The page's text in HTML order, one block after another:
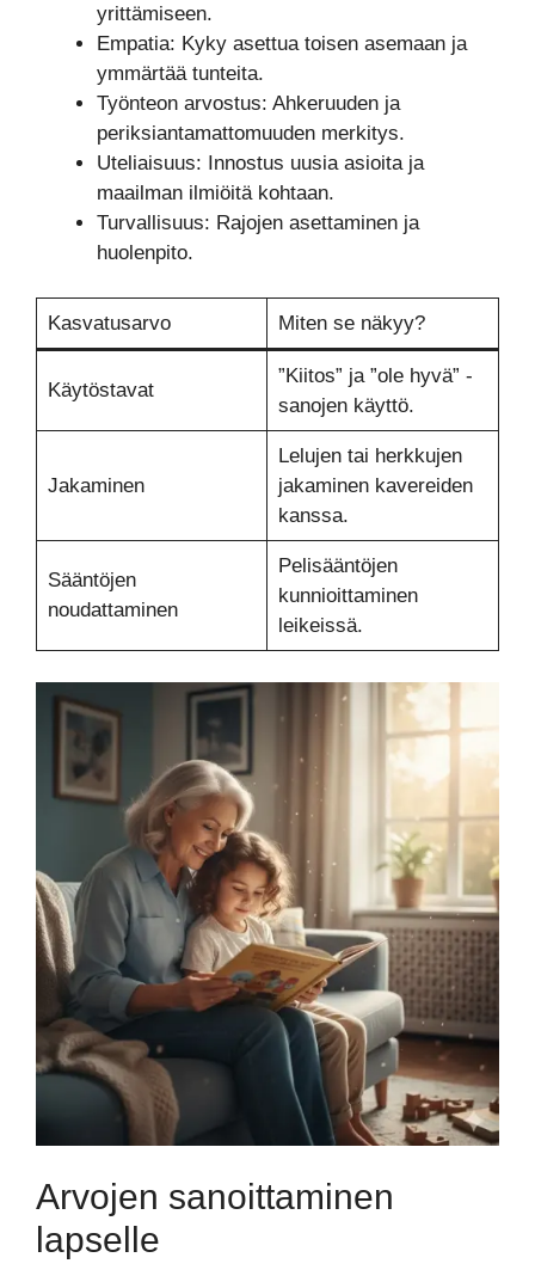
yrittämiseen.
Empatia: Kyky asettua toisen asemaan ja
ymmärtää tunteita.
Työnteon arvostus: Ahkeruuden ja
periksiantamattomuuden merkitys.
Uteliaisuus: Innostus uusia asioita ja
maailman ilmiöitä kohtaan.
Turvallisuus: Rajojen asettaminen ja
huolenpito.
Kasvatusarvo Miten se näkyy?
Käytöstavat
”Kiitos” ja ”ole hyvä” -
sanojen käyttö.
Jakaminen
Lelujen tai herkkujen
jakaminen kavereiden
kanssa.
Sääntöjen
noudattaminen
Pelisääntöjen
kunnioittaminen
leikeissä.
Arvojen sanoittaminen
lapselle